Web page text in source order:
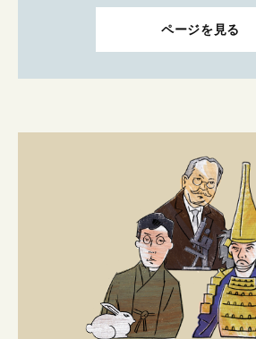
ページを見る